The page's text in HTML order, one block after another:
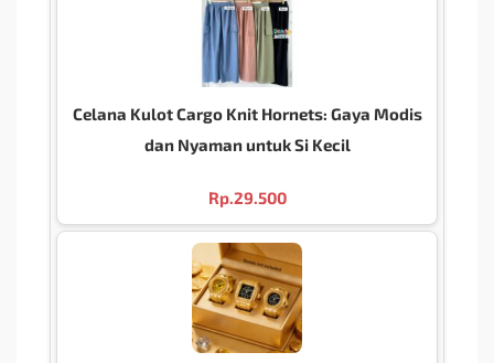
Celana Kulot Cargo Knit Hornets: Gaya Modis
dan Nyaman untuk Si Kecil
Rp.29.500